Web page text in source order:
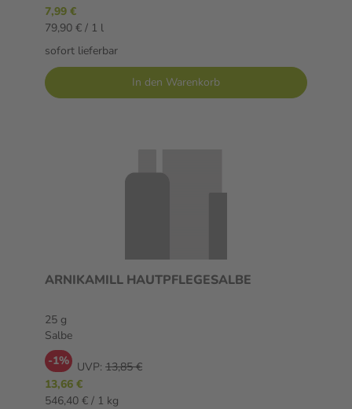
7,99 €
79,90 € / 1 l
sofort lieferbar
In den Warenkorb
ARNIKAMILL HAUTPFLEGESALBE
25 g
Salbe
-1% UVP: 13,85 €
13,66 €
546,40 € / 1 kg